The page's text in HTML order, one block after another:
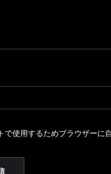
で使用するためブラウザーに